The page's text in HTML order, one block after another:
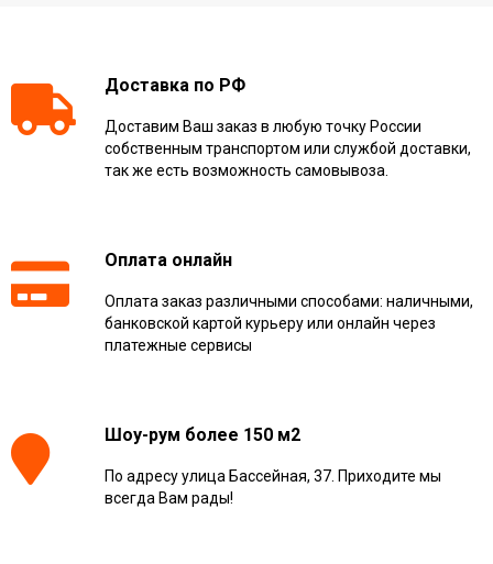
Доставка по РФ
Доставим Ваш заказ в любую точку России
собственным транспортом или службой доставки,
так же есть возможность самовывоза.
Оплата онлайн
Оплата заказ различными способами: наличными,
банковской картой курьеру или онлайн через
платежные сервисы
Шоу-рум более 150 м2
По адресу улица Бассейная, 37. Приходите мы
всегда Вам рады!